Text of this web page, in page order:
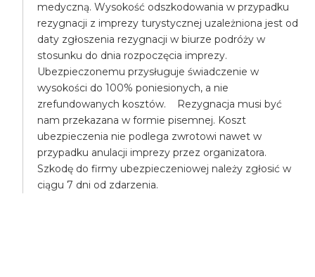
medyczną. Wysokość odszkodowania w przypadku
rezygnacji z imprezy turystycznej uzależniona jest od
daty zgłoszenia rezygnacji w biurze podróży w
stosunku do dnia rozpoczęcia imprezy.
Ubezpieczonemu przysługuje świadczenie w
wysokości do 100% poniesionych, a nie
zrefundowanych kosztów. Rezygnacja musi być
nam przekazana w formie pisemnej. Koszt
ubezpieczenia nie podlega zwrotowi nawet w
przypadku anulacji imprezy przez organizatora.
Szkodę do firmy ubezpieczeniowej należy zgłosić w
ciągu 7 dni od zdarzenia.